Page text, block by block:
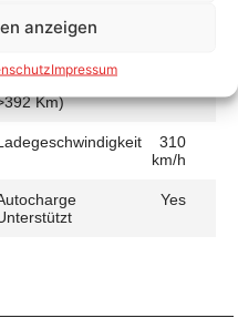
anzeigen
Impressum
Km)
310
km/h
Yes